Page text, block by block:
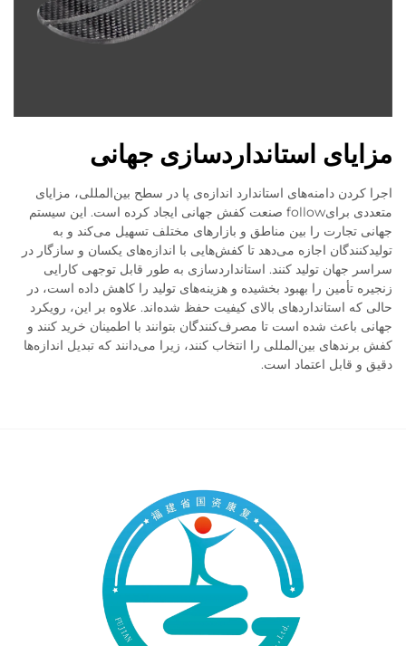
مزایای استانداردسازی جهانی
اجرا کردن دامنه‌های استاندارد اندازه‌ی پا در سطح بین‌المللی، مزایای
متعددی برایfollow صنعت کفش جهانی ایجاد کرده است. این سیستم
جهانی تجارت را بین مناطق و بازارهای مختلف تسهیل می‌کند و به
تولیدکنندگان اجازه می‌دهد تا کفش‌هایی با اندازه‌های یکسان و سازگار در
سراسر جهان تولید کنند. استانداردسازی به طور قابل توجهی کارایی
زنجیره تأمین را بهبود بخشیده و هزینه‌های تولید را کاهش داده است، در
حالی که استانداردهای بالای کیفیت حفظ شده‌اند. علاوه بر این، رویکرد
جهانی باعث شده است تا مصرف‌کنندگان بتوانند با اطمینان خرید کنند و
کفش برند‌های بین‌المللی را انتخاب کنند، زیرا می‌دانند که تبدیل اندازه‌ها
دقیق و قابل اعتماد است.